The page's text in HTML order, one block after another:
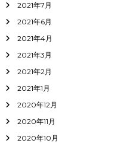
2021年7月
2021年6月
2021年4月
2021年3月
2021年2月
2021年1月
2020年12月
2020年11月
2020年10月